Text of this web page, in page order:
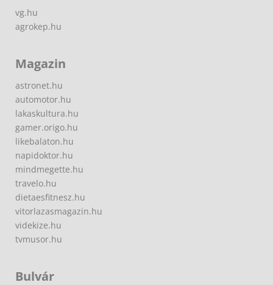
vg.hu
agrokep.hu
Magazin
astronet.hu
automotor.hu
lakaskultura.hu
gamer.origo.hu
likebalaton.hu
napidoktor.hu
mindmegette.hu
travelo.hu
dietaesfitnesz.hu
vitorlazasmagazin.hu
videkize.hu
tvmusor.hu
Bulvár